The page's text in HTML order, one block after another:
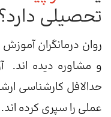
تحصیلی دارد؟
روان درمانگران
و مشاوره دیده اند.
حدالافل کارشناسی
عملی را سپری کرده